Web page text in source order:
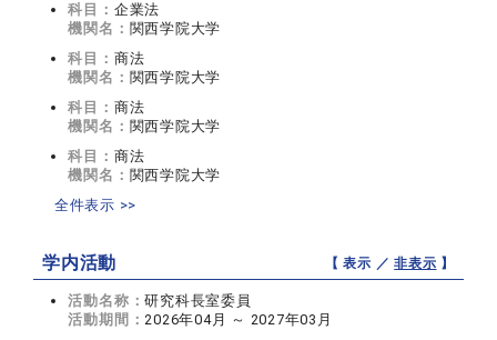
科目： 企業法
機関名： 関西学院大学
科目： 商法
機関名： 関西学院大学
科目： 商法
機関名： 関西学院大学
科目： 商法
機関名： 関西学院大学
全件表示 >>
学内活動 【 表示 ／非表示 】
活動名称：研究科長室委員
活動期間：2026年04月 ～ 2027年03月